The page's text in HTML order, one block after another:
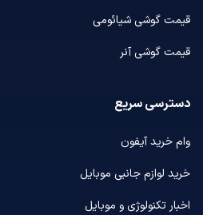
قیمت گوشی شیائومی
قیمت گوشی آنر
دسترسی سریع
وام خرید آیفون
خرید لوازم جانبی موبایل
اخبار تکنولوژی و موبایل